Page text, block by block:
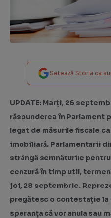
Setează Storia ca
UPDATE: Marți, 26
răspunderea în Parlament
legat de măsurile fiscale
imobiliară. Parlamentarii
strângă semnăturile
cenzură în timp util,
joi, 28 septembrie.
pregătesc o contestaţie
speranţa că vor anula sau